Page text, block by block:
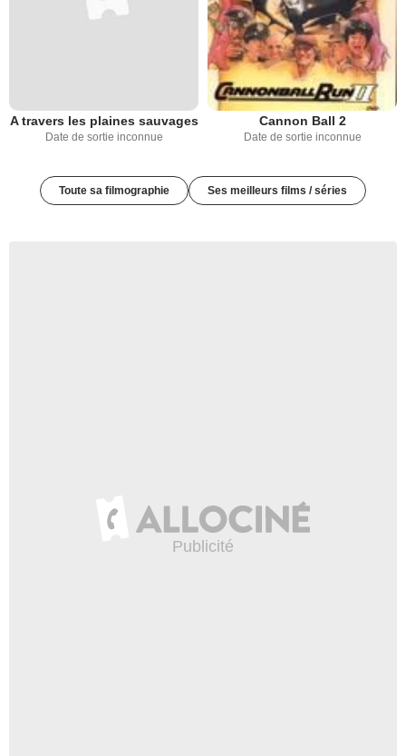
A travers les plaines sauvages
Date de sortie inconnue
Cannon Ball 2
Date de sortie inconnue
Toute sa filmographie Ses meilleurs films / séries